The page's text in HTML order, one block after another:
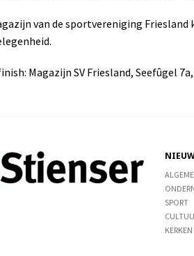
van de sportvereniging Friesland
Magazijn SV Friesland, Seefûgel 7a,
SPORT
KERKEN